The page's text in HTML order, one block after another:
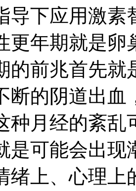
导下应用激素
更年期就是
的前兆首先就
断的阴道出血
种月经的紊乱
是可能会出
绪上、心理上